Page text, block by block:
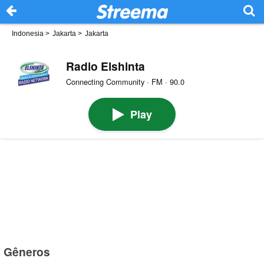
Indonesia > Jakarta > Jakarta
Radio Elshinta
Connecting Community · FM · 90.0
Play
Gêneros